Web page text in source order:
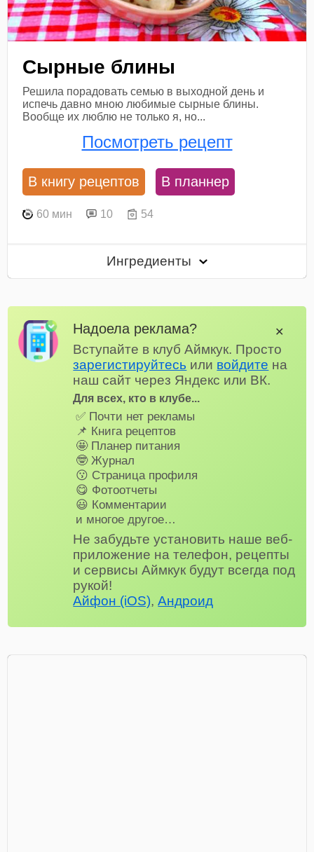
Сырные блины
Решила порадовать семью в выходной день и
испечь давно мною любимые сырные блины.
Вообще их люблю не только я, но...
Посмотреть рецепт
В книгу рецептов В планнер
60 мин 10 54
Ингредиенты
Надоела реклама?
Вступайте в клуб Аймкук. Просто
зарегистируйтесь или войдите на
наш сайт через Яндекс или ВК.
Для всех, кто в клубе...
✅ Почти нет рекламы
📌 Книга рецептов
🤩 Планер питания
🤓 Журнал
😗 Страница профиля
😋 Фотоотчеты
😃 Комментарии
и многое другое…
Не забудьте установить наше веб-
приложение на телефон, рецепты
и сервисы Аймкук будут всегда под
рукой!
Айфон (iOS),Андроид
✕